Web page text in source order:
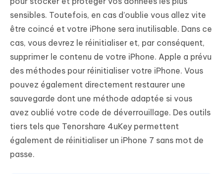
sensibles. Toutefois, en cas d’oublie vous allez vite
être coincé et votre iPhone sera inutilisable. Dans ce
cas, vous devrez le réinitialiser et, par conséquent,
supprimer le contenu de votre iPhone. Apple a prévu
des méthodes pour réinitialiser votre iPhone. Vous
pouvez également directement restaurer une
sauvegarde dont une méthode adaptée si vous
avez oublié votre code de déverrouillage. Des outils
tiers tels que Tenorshare 4uKey permettent
également de réinitialiser un iPhone 7 sans mot de
passe.